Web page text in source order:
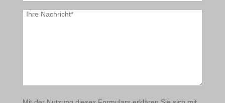
lasse